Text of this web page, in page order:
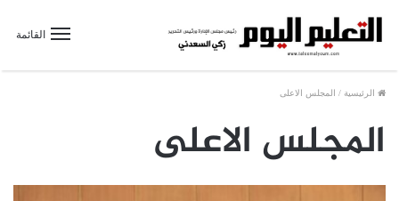
القائمة
الرئيسية / المجلس الاعلى
المجلس الاعلى